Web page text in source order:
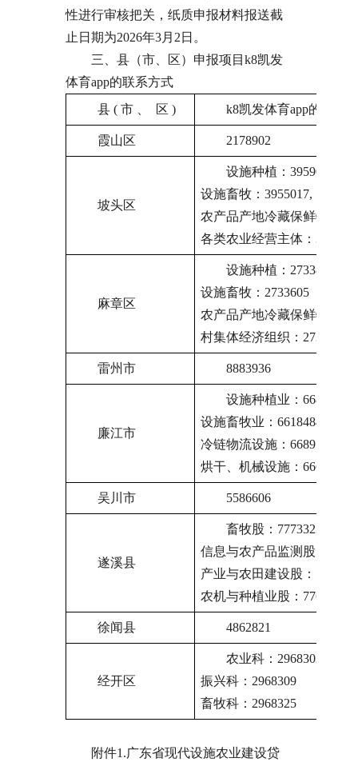
性进行审核把关，纸质申报材料报送截
止日期为2026年3月2日。
三、县（市、区）申报项目k8凯发
体育app的联系方式
县 ( 市 、  区 )
k8凯发体育app的联系
霞山区 2178902
坡头区
设施种植：3959068,
设施畜牧：3955017,
农产品产地冷藏保鲜物流和
各类农业经营主体：
麻章区
设施种植：2733817
设施畜牧：2733605
农产品产地冷藏保鲜物流
村集体经济组织：2733142
雷州市 8883936
廉江市
设施种植业：6689710
设施畜牧业：6618484
冷链物流设施：6689715
烘干、机械设施：6667630
吴川市 5586606
遂溪县
畜牧股：7773323
信息与农产品监测股：
产业与农田建设股：
农机与种植业股：7762127
徐闻县 4862821
经开区
农业科：2968303
振兴科：2968309
畜牧科：2968325
附件1.广东省现代设施农业建设贷